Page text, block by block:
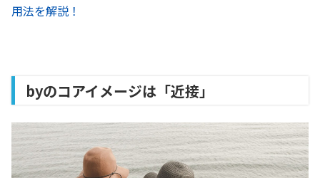
用法を解説！
byのコアイメージは「近接」